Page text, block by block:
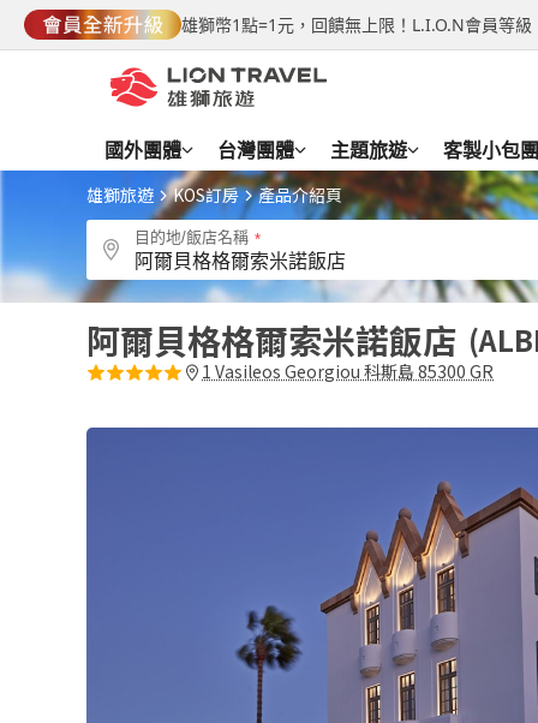
雄獅幣1點=1元，回饋無上限！L.I.O.N會員等
國外團體 台灣團體 主題旅遊 客製小包團
雄獅旅遊 KOS訂房 產品介紹頁
目的地/飯店名稱
阿爾貝格格爾索米諾飯店
1 Vasileos Georgiou 科斯島 85300 GR